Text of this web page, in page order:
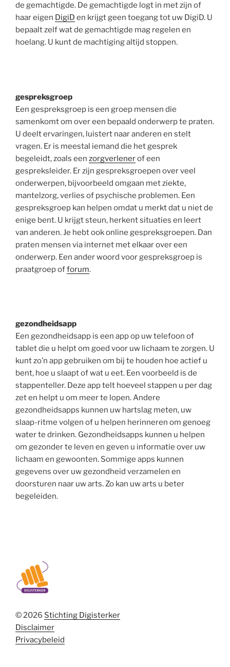
de gemachtigde. De gemachtigde logt in met zijn of
haar eigen DigiD en krijgt geen toegang tot uw DigiD. U
bepaalt zelf wat de gemachtigde mag regelen en
hoelang. U kunt de machtiging altijd stoppen.
gespreksgroep
Een gespreksgroep is een groep mensen die
samenkomt om over een bepaald onderwerp te praten.
U deelt ervaringen, luistert naar anderen en stelt
vragen. Er is meestal iemand die het gesprek
begeleidt, zoals een zorgverlenerof een
gespreksleider. Er zijn gespreksgroepen over veel
onderwerpen, bijvoorbeeld omgaan met ziekte,
mantelzorg, verlies of psychische problemen. Een
gespreksgroep kan helpen omdat u merkt dat u niet de
enige bent. U krijgt steun, herkent situaties en leert
van anderen. Je hebt ook online gespreksgroepen. Dan
praten mensen via internet met elkaar over een
onderwerp. Een ander woord voor gespreksgroep is
praatgroep offorum.
gezondheidsapp
Een gezondheidsapp is een app op uw telefoon of
tablet die u helpt om goed voor uw lichaam te zorgen. U
kunt zo’n app gebruiken om bij te houden hoe actief u
bent, hoe u slaapt of wat u eet. Een voorbeeld is de
stappenteller. Deze app telt hoeveel stappen u per dag
zet en helpt u om meer te lopen. Andere
gezondheidsapps kunnen uw hartslag meten, uw
slaap-ritme volgen of u helpen herinneren om genoeg
water te drinken. Gezondheidsapps kunnen u helpen
om gezonder te leven en geven u informatie over uw
lichaam en gewoonten. Sommige apps kunnen
gegevens over uw gezondheid verzamelen en
doorsturen naar uw arts. Zo kan uw arts u beter
begeleiden.
© 2026 Stichting Digisterker
Disclaimer
Privacybeleid